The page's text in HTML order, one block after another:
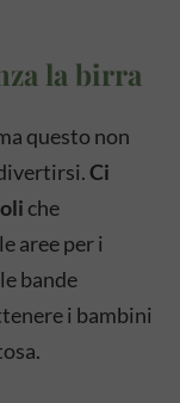
la birra
questo non
Ci
che
aree per i
bande
i bambini